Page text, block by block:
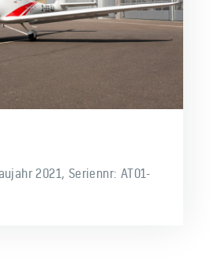
2021, Seriennr: AT01-